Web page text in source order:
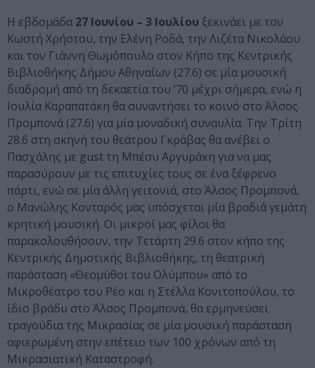
Η εβδομάδα 27 Ιουνίου – 3 Ιουλίου ξεκινάει με τον
Κωστή Χρήστου, την Ελένη Ροδά, την Λιζέτα Νικολάου
και τον Γιάννη Θωμόπουλο στον Κήπο της Κεντρικής
Βιβλιοθήκης Δήμου Αθηναίων (27.6) σε μία μουσική
διαδρομή από τη δεκαετία του ’70 μέχρι σήμερα, ενώ η
Ιουλία Καραπατάκη θα συναντήσει το κοινό στο Άλσος
Προμπονά (27.6) για μία μοναδική συναυλία. Την Τρίτη
28.6 στη σκηνή του θεάτρου Γκράβας θα ανέβει ο
Πασχάλης με gust τη Μπέσυ Αργυράκη για να μας
παρασύρουν με τις επιτυχίες τους σε ένα ξέφρενο
πάρτι, ενώ σε μία άλλη γειτονιά, στο Άλσος Προμπονά,
ο Μανώλης Κονταρός μας υπόσχεται μία βραδιά γεμάτη
κρητική μουσική. Οι μικροί μας φίλοι θα
παρακολουθήσουν, την Τετάρτη 29.6 στον κήπο της
Κεντρικής Δημοτικής Βιβλιοθήκης, τη θεατρική
παράσταση «Θεομύθοι του Ολύμπου» από το
Μικροθέατρο του Ρέο και η Στέλλα Κονιτοπούλου, το
ίδιο βράδυ στο Άλσος Προμπονά, θα ερμηνεύσει
τραγούδια της Μικρασίας σε μία μουσική παράσταση
αφιερωμένη στην επέτειο των 100 χρόνων από τη
Μικρασιατική Καταστροφή.